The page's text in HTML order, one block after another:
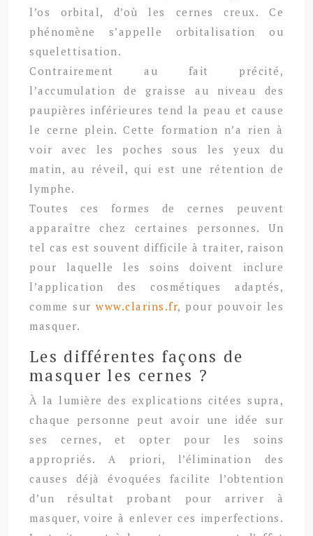
l’os orbital, d’où les cernes creux. Ce
phénomène s’appelle orbitalisation ou
squelettisation.
Contrairement au fait précité,
l’accumulation de graisse au niveau des
paupières inférieures tend la peau et cause
le cerne plein. Cette formation n’a rien à
voir avec les poches sous les yeux du
matin, au réveil, qui est une rétention de
lymphe.
Toutes ces formes de cernes peuvent
apparaître chez certaines personnes. Un
tel cas est souvent difficile à traiter, raison
pour laquelle les soins doivent inclure
l’application des cosmétiques adaptés,
comme sur www.clarins.fr, pour pouvoir les
masquer.
Les différentes façons de
masquer les cernes ?
À la lumière des explications citées supra,
chaque personne peut avoir une idée sur
ses cernes, et opter pour les soins
appropriés. A priori, l’élimination des
causes déjà évoquées facilite l’obtention
d’un résultat probant pour arriver à
masquer, voire à enlever ces imperfections.